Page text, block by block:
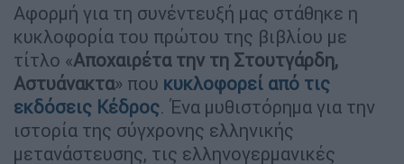
Αφορμή για τη συνέντευξή μας στάθηκε η
κυκλοφορία του πρώτου της βιβλίου με
τίτλο «Αποχαιρέτα την τη Στουτγάρδη,
Αστυάνακτα» που κυκλοφορεί από τις
εκδόσεις Κέδρος. Ένα μυθιστόρημα για την
ιστορία της σύγχρονης ελληνικής
μετανάστευσης, τις ελληνογερμανικές